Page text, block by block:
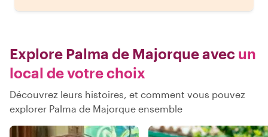
Explore Palma de Majorque avec un
local de votre choix
Découvrez leurs histoires, et comment vous pouvez
explorer Palma de Majorque ensemble